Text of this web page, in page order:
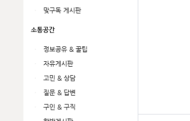
맞구독 게시판
소통공간
정보공유 & 꿀팁
자유게시판
고민 & 상담
질문 & 답변
구인 & 구직